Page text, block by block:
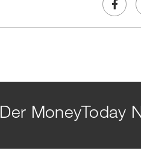
Share
Der MoneyToday